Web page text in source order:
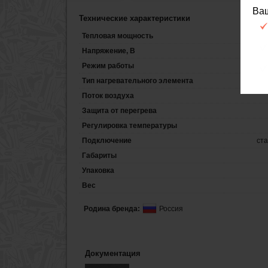
Технические характеристики
Тепловая мощность
Напряжение, В
Режим работы
Тип нагревательного элемента
Поток воздуха
Защита от перегрева
Регулировка температуры
Подключение
Габариты
Упаковка
Вес
Родина бренда: Россия
Документация